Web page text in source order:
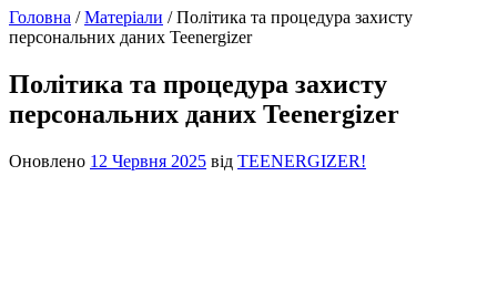
Головна /Матеріали / Політика та процедура захисту
персональних даних Teenergizer
Політика та процедура захисту
персональних даних Teenergizer
Оновлено 12 Червня 2025 від TEENERGIZER!